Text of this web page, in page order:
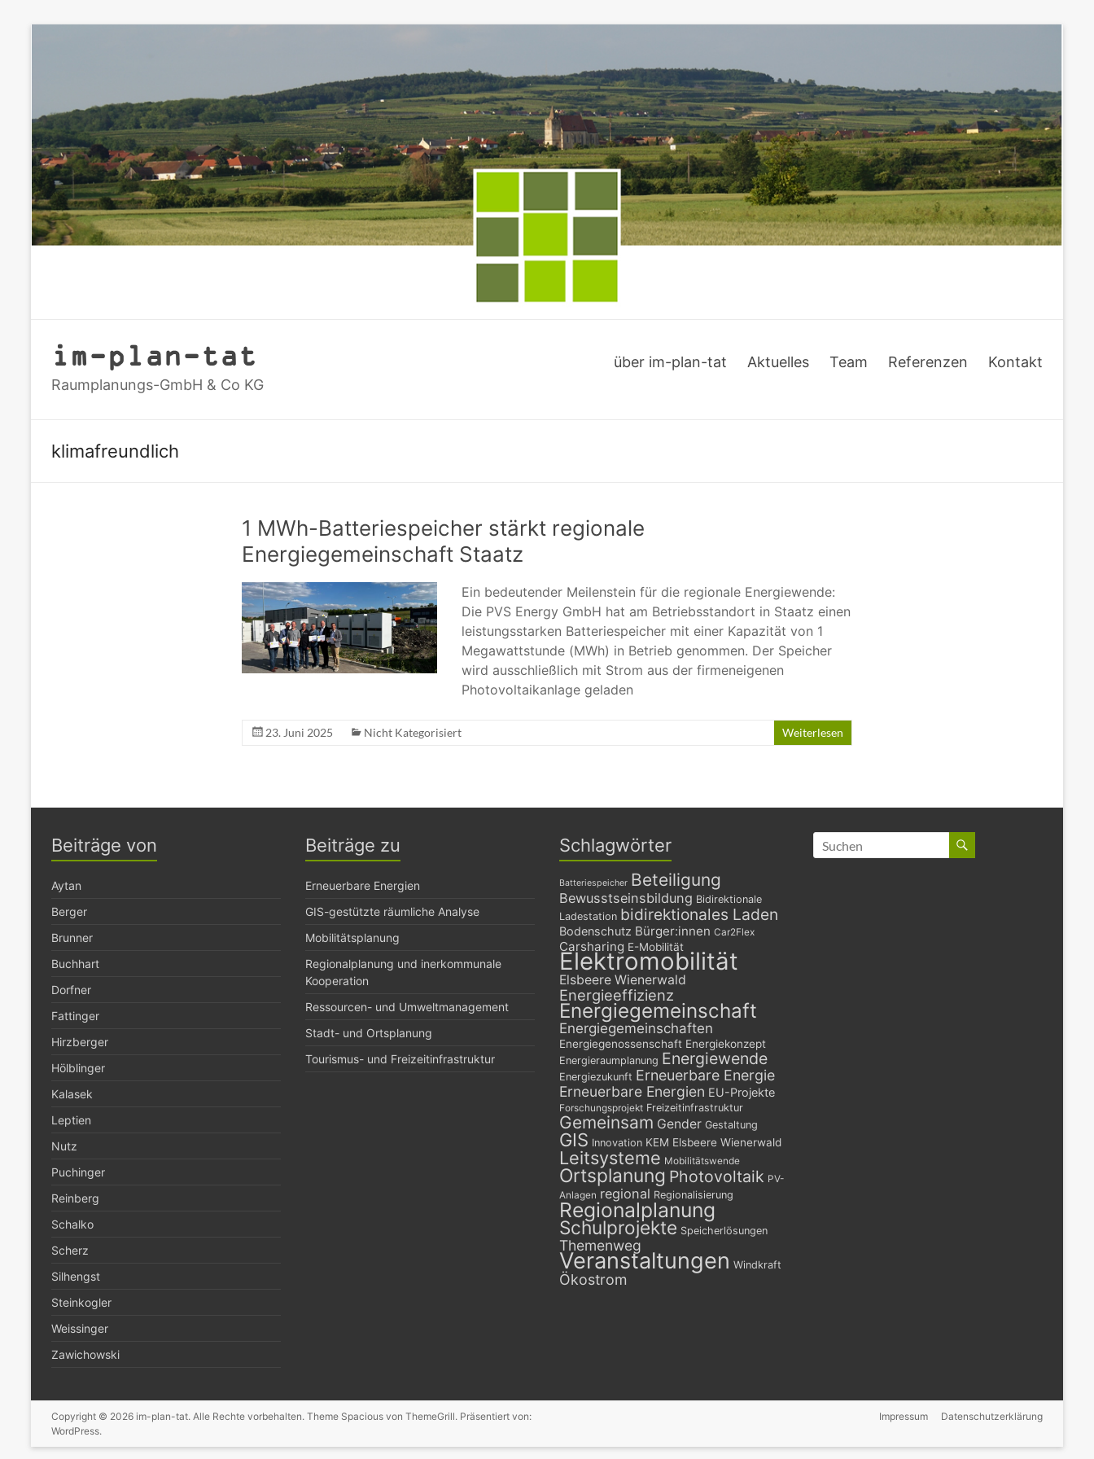
im-plan-tat
Raumplanungs-GmbH & Co KG
über im-plan-tat Aktuelles Team Referenzen Kontakt
klimafreundlich
1 MWh-Batteriespeicher stärkt regionale
Energiegemeinschaft Staatz
Ein bedeutender Meilenstein für die regionale Energiewende:
Die PVS Energy GmbH hat am Betriebsstandort in Staatz einen
leistungsstarken Batteriespeicher mit einer Kapazität von 1
Megawattstunde (MWh) in Betrieb genommen. Der Speicher
wird ausschließlich mit Strom aus der firmeneigenen
Photovoltaikanlage geladen
23. Juni 2025 Nicht Kategorisiert Weiterlesen
Beiträge von
Aytan
Berger
Brunner
Buchhart
Dorfner
Fattinger
Hirzberger
Hölblinger
Kalasek
Leptien
Nutz
Puchinger
Reinberg
Schalko
Scherz
Silhengst
Steinkogler
Weissinger
Zawichowski
Beiträge zu
Erneuerbare Energien
GIS-gestützte räumliche Analyse
Mobilitätsplanung
Regionalplanung und inerkommunale
Kooperation
Ressourcen- und Umweltmanagement
Stadt- und Ortsplanung
Tourismus- und Freizeitinfrastruktur
Schlagwörter
Batteriespeicher Beteiligung
Bewusstseinsbildung Bidirektionale
Ladestation bidirektionales Laden
Bodenschutz Bürger:innen Car2Flex
Carsharing E-Mobilität
Elektromobilität
Elsbeere Wienerwald
Energieeffizienz
Energiegemeinschaft
Energiegemeinschaften
Energiegenossenschaft Energiekonzept
Energieraumplanung Energiewende
Energiezukunft Erneuerbare Energie
Erneuerbare Energien EU-Projekte
Forschungsprojekt Freizeitinfrastruktur
Gemeinsam Gender Gestaltung
GIS Innovation KEM Elsbeere Wienerwald
Leitsysteme Mobilitätswende
Ortsplanung Photovoltaik PV-
Anlagen regional Regionalisierung
Regionalplanung
Schulprojekte Speicherlösungen
Themenweg
Veranstaltungen Windkraft
Ökostrom
Copyright © 2026 im-plan-tat. Alle Rechte vorbehalten. Theme Spacious von ThemeGrill. Präsentiert von:
WordPress.
Impressum Datenschutzerklärung